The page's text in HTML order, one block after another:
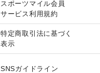
スポーツマイル会員
サービス利用規約
特定商取引法に基づく
表示
SNSガイドライン